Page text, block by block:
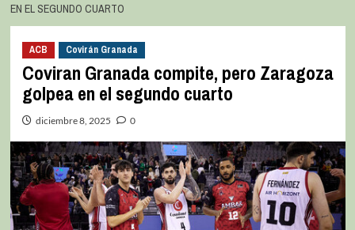
EN EL SEGUNDO CUARTO
ACB Covirán Granada
Coviran Granada compite, pero Zaragoza
golpea en el segundo cuarto
diciembre 8, 2025 0